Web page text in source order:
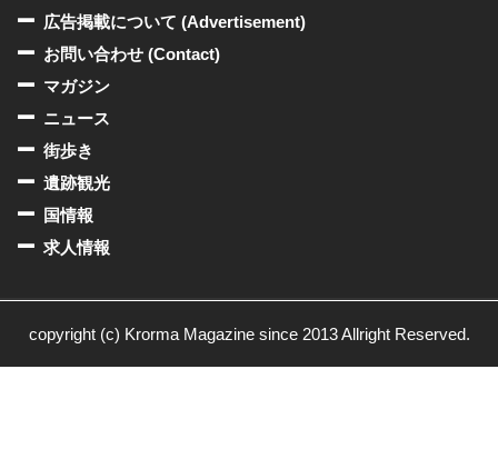
広告掲載について (Advertisement)
お問い合わせ (Contact)
マガジン
ニュース
街歩き
遺跡観光
国情報
求人情報
copyright (c) Krorma Magazine since 2013 Allright Reserved.